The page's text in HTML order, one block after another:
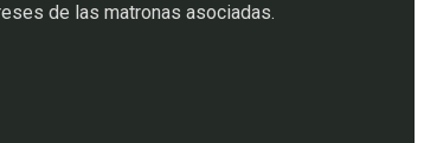
de las matronas asociadas.